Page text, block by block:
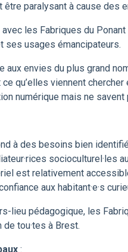
être paralysant à cause des
les Fabriques du
ses usages émancipateurs.
aux envies du plus grand
qu’elles viennent
numérique mais ne savent
à des besoins bien
socioculturel·les
est relativement
aux habitant·e·s
lieu pédagogique, les
tou·tes à Brest.
: